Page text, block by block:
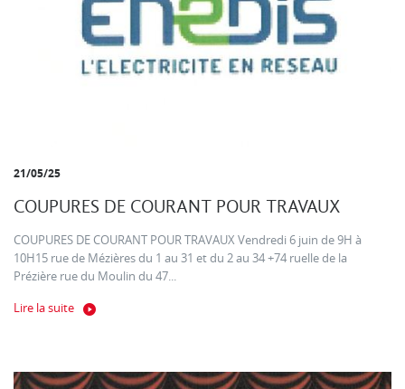
21/05/25
COUPURES DE COURANT POUR TRAVAUX
COUPURES DE COURANT POUR TRAVAUX Vendredi 6 juin de 9H à
10H15 rue de Mézières du 1 au 31 et du 2 au 34 +74 ruelle de la
Prézière rue du Moulin du 47...
Lire la suite